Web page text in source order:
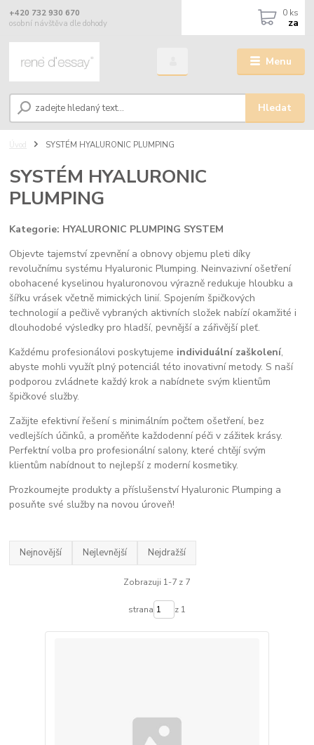
Menu
Hledat
+420 732 930 670
osobní návštěva dle dohody
0 ks
za
Úvod SYSTÉM HYALURONIC PLUMPING
SYSTÉM HYALURONIC
PLUMPING
Kategorie: HYALURONIC PLUMPING SYSTEM
Objevte tajemství zpevnění a obnovy objemu pleti díky
revolučnímu systému Hyaluronic Plumping. Neinvazivní ošetření
obohacené kyselinou hyaluronovou výrazně redukuje hloubku a
šířku vrásek včetně mimických linií. Spojením špičkových
technologií a pečlivě vybraných aktivních složek nabízí okamžité i
dlouhodobé výsledky pro hladší, pevnější a zářivější pleť.
Každému profesionálovi poskytujeme individuální zaškolení,
abyste mohli využít plný potenciál této inovativní metody. S naší
podporou zvládnete každý krok a nabídnete svým klientům
špičkové služby.
Zažijte efektivní řešení s minimálním počtem ošetření, bez
vedlejších účinků, a proměňte každodenní péči v zážitek krásy.
Perfektní volba pro profesionální salony, které chtějí svým
klientům nabídnout to nejlepší z moderní kosmetiky.
Prozkoumejte produkty a příslušenství Hyaluronic Plumping a
posuňte své služby na novou úroveň!
Nejnovější Nejlevnější Nejdražší
Zobrazuji 1-7 z 7
strana z 1